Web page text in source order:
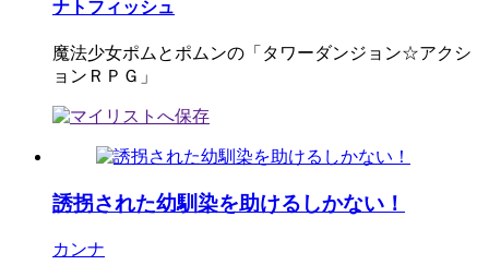
ナトフィッシュ
魔法少女ポムとポムンの「タワーダンジョン☆アクシ
ョンＲＰＧ」
誘拐された幼馴染を助けるしかない！
カンナ